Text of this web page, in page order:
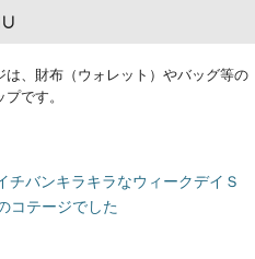
、財布（ウォレット）やバッグ等の
です。
バンキラキラなウィークデイＳ
コテージでした